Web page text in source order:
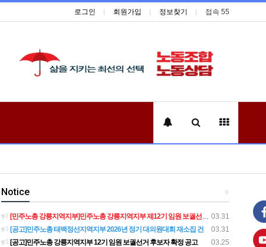
로그인 회원가입 정보찾기 접속 55
+
Notice
03.31
[민주노총 강릉지역지부]민주노총 강릉지역지부 제12기 임원 보궐선거결과 공고
03.31
[공고]민주노총 태백정선지역지부 2026년 정기 대의원대회 재소집 건
03.25
[공고]민주노총 강릉지역지부 12기 임원 보궐선거 후보자 확정 공고